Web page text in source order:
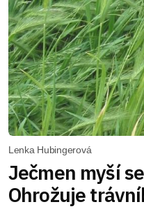
Lenka Hubingerová
Ječmen myší
Ohrožuje